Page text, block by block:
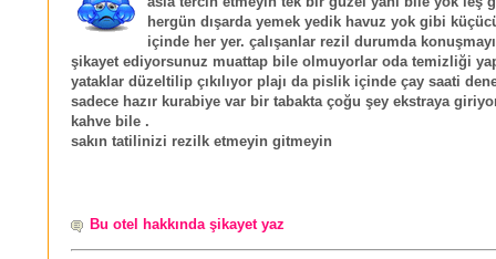
hergün dışarda yemek yedik havuz yok gibi
içinde her yer. çalışanlar rezil durumda
şikayet ediyorsunuz muattap bile olmuyorlar oda temizliği
yataklar düzeltilip çıkılıyor plajı da pislik içinde çay saati
sadece hazır kurabiye var bir tabakta çoğu şey ekstraya
kahve bile .
sakın tatilinizi rezilk etmeyin gitmeyin
Bu otel hakkında şikayet yaz